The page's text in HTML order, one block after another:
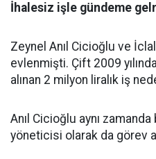
İhalesiz işle gündeme
Zeynel Anıl Cicioğlu ve
evlenmişti. Çift 2009
alınan 2 milyon liralık iş
Anıl Cicioğlu aynı
yöneticisi olarak da görev